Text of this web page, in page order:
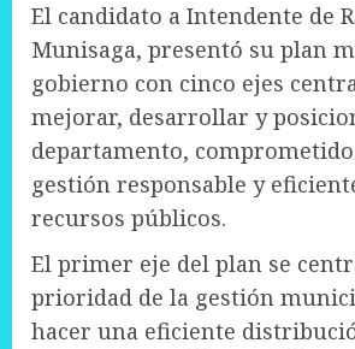
El candidato a Intendente de
Munisaga, presentó su plan
gobierno con cinco ejes
mejorar, desarrollar y
departamento,
gestión responsable y
recursos públicos.
El primer eje del plan se
prioridad de la gestión
hacer una eficiente